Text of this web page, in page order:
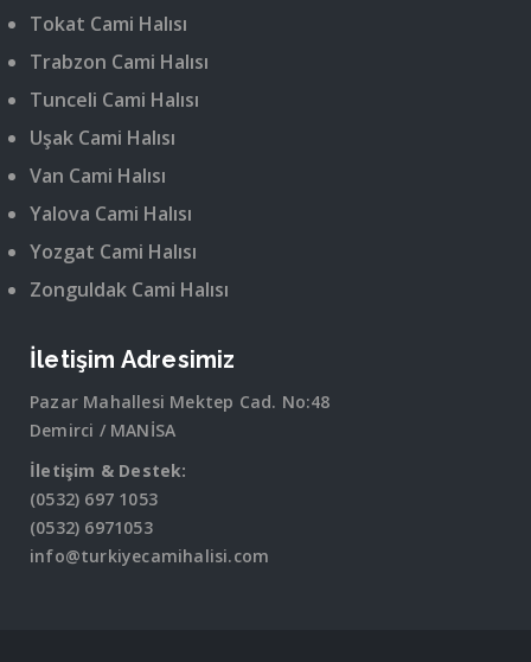
Tokat Cami Halısı
Trabzon Cami Halısı
Tunceli Cami Halısı
Uşak Cami Halısı
Van Cami Halısı
Yalova Cami Halısı
Yozgat Cami Halısı
Zonguldak Cami Halısı
İletişim Adresimiz
Pazar Mahallesi Mektep Cad. No:48
Demirci / MANİSA
İletişim & Destek:
(0532) 697 1053
(0532) 6971053
info@turkiyecamihalisi.com